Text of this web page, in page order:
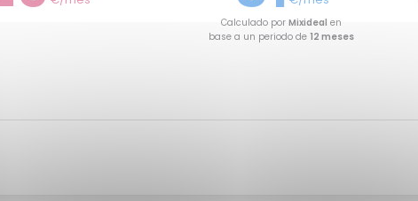
Calculado porMixideal en
base a un periodo de12 meses